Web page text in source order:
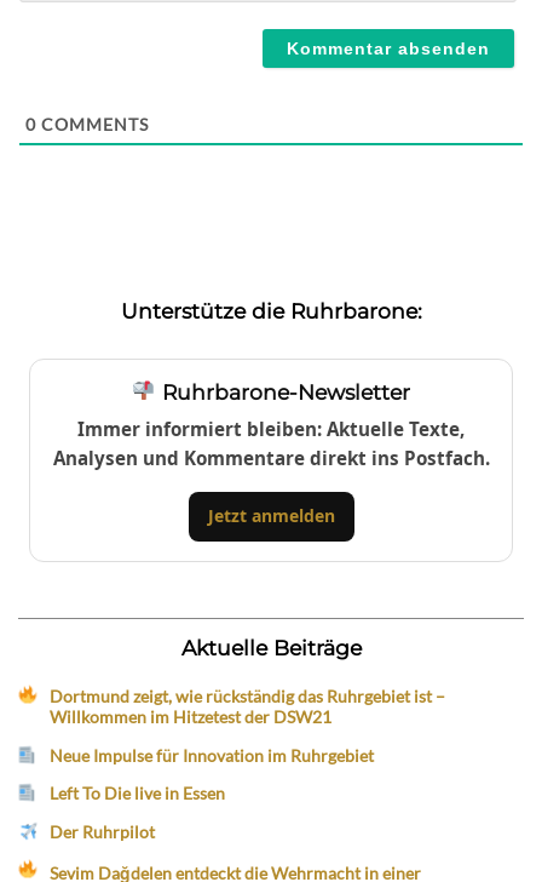
0 COMMENTS
Unterstütze die Ruhrbarone:
Ruhrbarone-Newsletter
Immer informiert bleiben: Aktuelle Texte,
Analysen und Kommentare direkt ins Postfach.
Jetzt anmelden
Aktuelle Beiträge
Dortmund zeigt, wie rückständig das Ruhrgebiet ist –
Willkommen im Hitzetest der DSW21
Neue Impulse für Innovation im Ruhrgebiet
Left To Die live in Essen
Der Ruhrpilot
Sevim Dağdelen entdeckt die Wehrmacht in einer